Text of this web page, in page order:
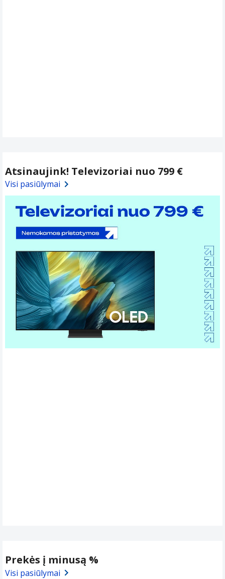
Atsinaujink! Televizoriai nuo 799 €
Visi pasiūlymai
Prekės į minusą %
Visi pasiūlymai